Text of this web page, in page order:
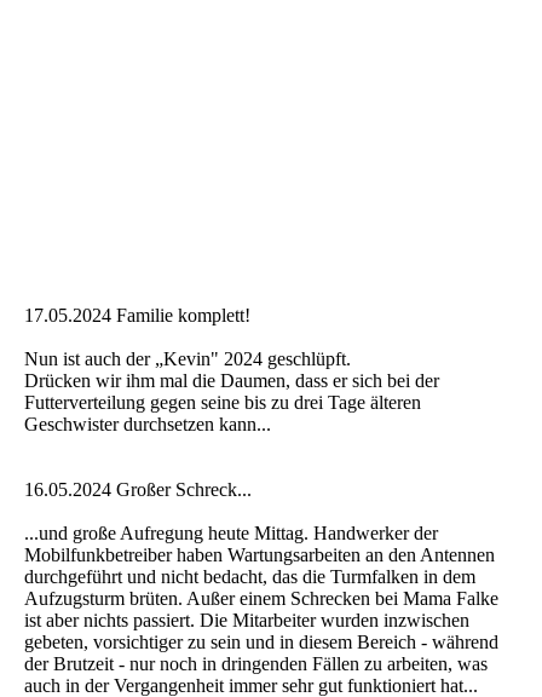
17.05.2024 Familie komplett!
Nun ist auch der „Kevin" 2024 geschlüpft.
Drücken wir ihm mal die Daumen, dass er sich bei der
Futterverteilung gegen seine bis zu drei Tage älteren
Geschwister durchsetzen kann...
16.05.2024 Großer Schreck...
...und große Aufregung heute Mittag. Handwerker der
Mobilfunkbetreiber haben Wartungsarbeiten an den Antennen
durchgeführt und nicht bedacht, das die Turmfalken in dem
Aufzugsturm brüten. Außer einem Schrecken bei Mama Falke
ist aber nichts passiert. Die Mitarbeiter wurden inzwischen
gebeten, vorsichtiger zu sein und in diesem Bereich - während
der Brutzeit - nur noch in dringenden Fällen zu arbeiten, was
auch in der Vergangenheit immer sehr gut funktioniert hat...